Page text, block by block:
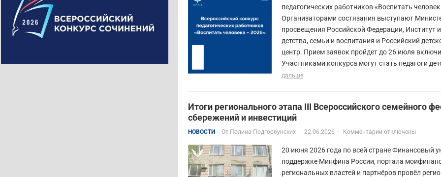
педагогических работников «Воспитать
Организаторами состязания выступают
просвещения Российской Федерации, Институт
детства, семьи и воспитания и Российский
центр. Прием заявок пройдет до 26 июля
Участниками конкурса могут стать педагоги
дальше
Итоги регионального этапа III Всероссийского семейного
сбережений и инвестиций
НОВОСТИ От Полина Подгорбунских · 22.06.2026 · Комментарии отключены
20 июня 2026 года по всей стране Финансовый
поддержке Минфина России, портала
региональных властей и партнёров провёл